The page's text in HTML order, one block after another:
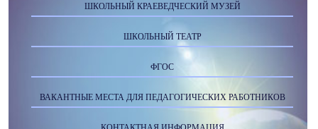
ШКОЛЬНЫЙ КРАЕВЕДЧЕСКИЙ МУЗЕЙ
ШКОЛЬНЫЙ ТЕАТР
ФГОС
ВАКАНТНЫЕ МЕСТА ДЛЯ ПЕДАГОГИЧЕСКИХ РАБОТНИКОВ